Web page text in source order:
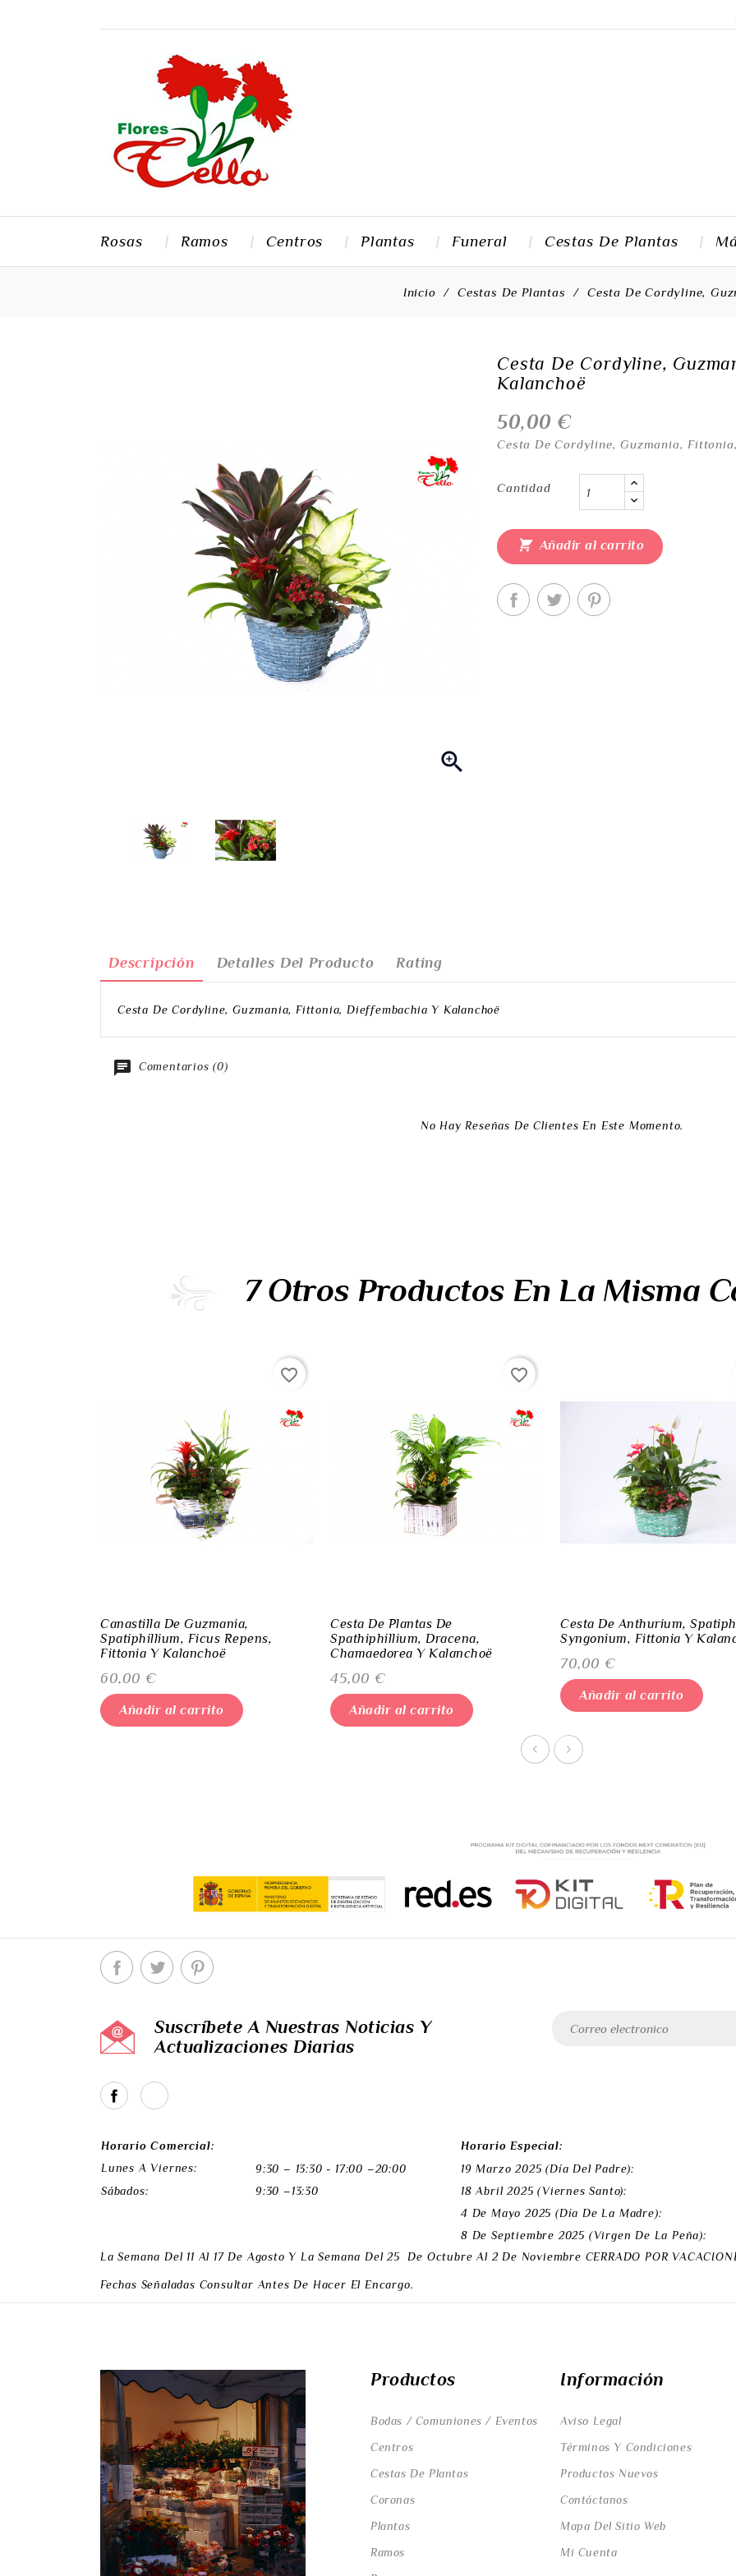
Rosas Ramos Centros Plantas Funeral Cestas De Plantas
Inicio Cestas De Plantas Cesta De Cordyline,

Cesta De Cordyline,
Kalanchoë
50,00 €
Cesta De Cordyline, Guzmania,
Cantidad
 Añadir al carrito
Descripción Detalles Del Producto Rating
Cesta De Cordyline, Guzmania, Fittonia, Dieffembachia Y Kalanchoë
Comentarios (0)
No Hay Reseñas De Clientes En Este Momento.
7 Otros Productos En La Misma
favorite_border
Canastilla De Guzmania,
Spatiphillium, Ficus Repens,
Fittonia Y Kalanchoë
Precio
60,00 €
Añadir al carrito
favorite_border
Cesta De Plantas De
Spathiphillium, Dracena,
Chamaedorea Y Kalanchoë
Precio
45,00 €
Añadir al carrito
Cesta De Anthurium,
Syngonium, Fittonia Y
Precio
70,00 €
Añadir al carrito
Suscríbete A Nuestras Noticias Y
Actualizaciones Diarias
Horario Comercial:
Horario Especial:
Lunes A Viernes:
9:30 – 13:30 - 17:00 –20:00 19 Marzo 2025 (Día Del Padre):
Sábados:
9:30 –13:30 18 Abril 2025 (Viernes Santo):
4 De Mayo 2025 (Día De La Madre):
8 De Septiembre 2025 (Virgen De La Peña):
La Semana Del 11 Al 17 De Agosto Y La Semana Del 25 De Octubre Al 2 De Noviembre CERRADO POR
Fechas Señaladas Consultar Antes De Hacer El Encargo.
Productos
Bodas / Comuniones / Eventos
Centros
Cestas De Plantas
Coronas
Plantas
Ramos
Información
Aviso Legal
Términos Y Condiciones
Productos Nuevos
Contáctanos
Mapa Del Sitio Web
Mi Cuenta